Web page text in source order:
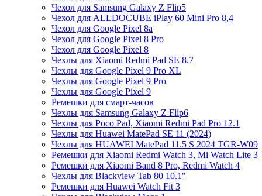
Чехол для Samsung Galaxy Z Flip5
Чехол для ALLDOCUBE iPlay 60 Mini Pro 8,4
Чехол для Google Pixel 8a
Чехол для Google Pixel 8 Pro
Чехол для Google Pixel 8
Чехлы для Xiaomi Redmi Pad SE 8.7
Чехлы для Google Pixel 9 Pro XL
Чехлы для Google Pixel 9 Pro
Чехлы для Google Pixel 9
Ремешки для смарт-часов
Чехлы для Samsung Galaxy Z Flip6
Чехлы для Poco Pad, Xiaomi Redmi Pad Pro 12.1
Чехлы для Huawei MatePad SE 11 (2024)
Чехлы для HUAWEI MatePad 11.5 S 2024 TGR-W09
Ремешки для Xiaomi Redmi Watch 3, Mi Watch Lite 3
Ремешки для Xiaomi Band 8 Pro, Redmi Watch 4
Чехлы для Blackview Tab 80 10.1"
Ремешки для Huawei Watch Fit 3